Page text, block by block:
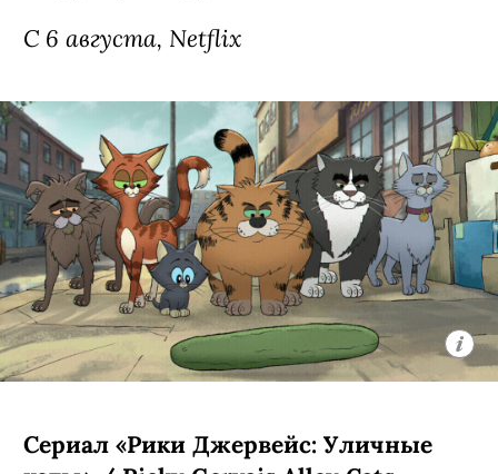
С 6 августа, Netflix
Сериал «Рики Джервейс: Уличные